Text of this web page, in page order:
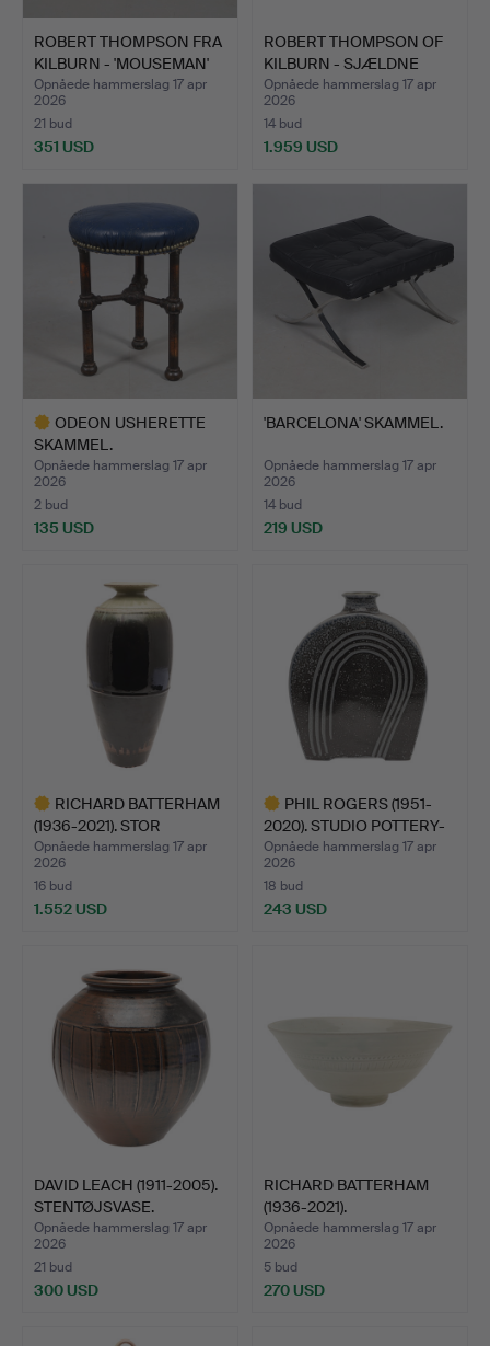
ROBERT THOMPSON FRA
KILBURN - 'MOUSEMAN'
S…
Opnåede hammerslag 17 apr
2026
21 bud
351 USD
ROBERT THOMPSON OF
KILBURN - SJÆLDNE
'MOUS…
Opnåede hammerslag 17 apr
2026
14 bud
1.959 USD
ODEON USHERETTE
SKAMMEL.
Opnåede hammerslag 17 apr
2026
2 bud
135 USD
'BARCELONA' SKAMMEL.
Opnåede hammerslag 17 apr
2026
14 bud
219 USD
RICHARD BATTERHAM
(1936-2021). STOR
STENTØ…
Opnåede hammerslag 17 apr
2026
16 bud
1.552 USD
PHIL ROGERS (1951-
2020). STUDIO POTTERY-
VA…
Opnåede hammerslag 17 apr
2026
18 bud
243 USD
DAVID LEACH (1911-2005).
STENTØJSVASE.
Opnåede hammerslag 17 apr
2026
21 bud
300 USD
RICHARD BATTERHAM
(1936-2021).
PORCELÆNSKÅ…
Opnåede hammerslag 17 apr
2026
5 bud
270 USD